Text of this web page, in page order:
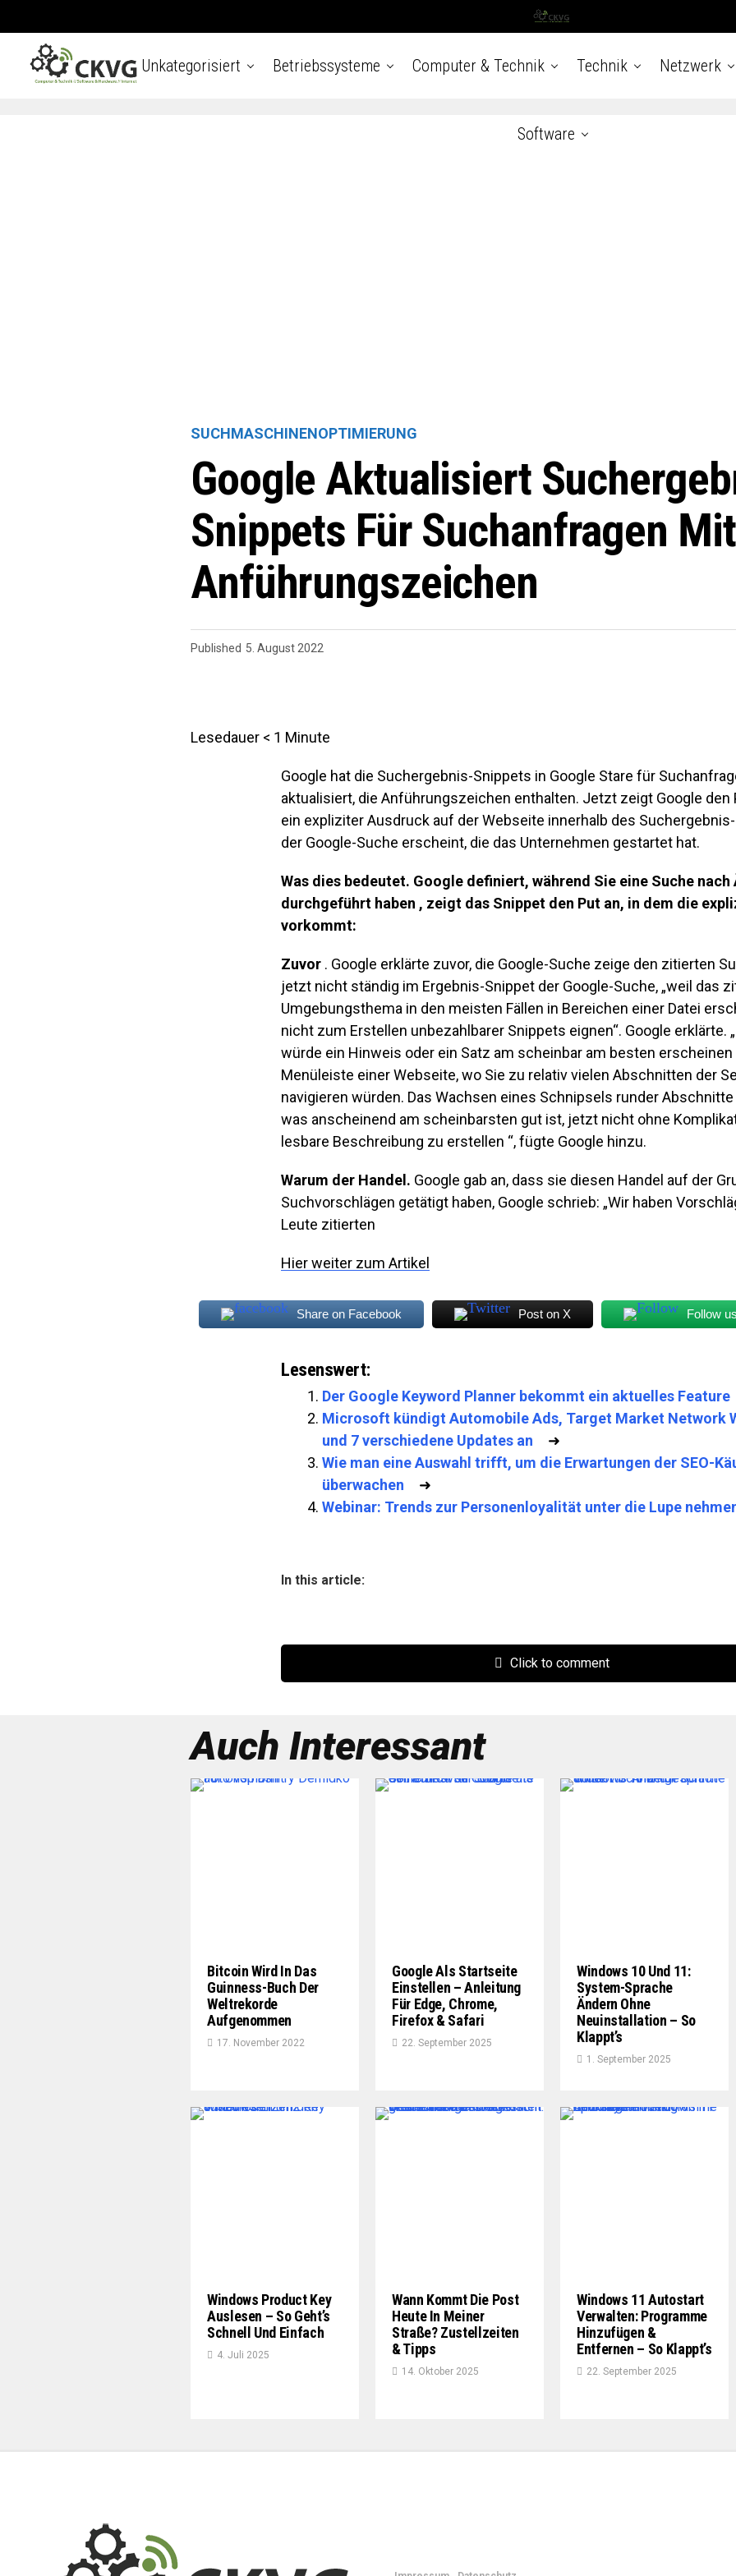
Unkategorisiert Betriebssysteme Computer & Technik Technik Netzwerk
Software
SUCHMASCHINENOPTIMIERUNG
Google Aktualisiert
Snippets Für Suchanfragen Mit
Anführungszeichen
Published 5. August 2022
Lesedauer < 1 Minute
Google hat die Suchergebnis-Snippets in Google Stare für
aktualisiert, die Anführungszeichen enthalten. Jetzt zeigt Google den
ein expliziter Ausdruck auf der Webseite innerhalb des
der Google-Suche erscheint, die das Unternehmen gestartet hat.
Was dies bedeutet. Google definiert, während Sie eine Suche
durchgeführt haben , zeigt das Snippet den Put an, in dem die
vorkommt:
Zuvor . Google erklärte zuvor, die Google-Suche zeige den zitierten
jetzt nicht ständig im Ergebnis-Snippet der Google-Suche, „weil das
Umgebungsthema in den meisten Fällen in Bereichen einer Datei
nicht zum Erstellen unbezahlbarer Snippets eignen“. Google erklärte.
würde ein Hinweis oder ein Satz am scheinbar am besten erscheinen
Menüleiste einer Webseite, wo Sie zu relativ vielen Abschnitten der
navigieren würden. Das Wachsen eines Schnipsels runder
was anscheinend am scheinbarsten gut ist, jetzt nicht ohne
lesbare Beschreibung zu erstellen “, fügte Google hinzu.
Warum der Handel. Google gab an, dass sie diesen Handel auf der
Suchvorschlägen getätigt haben, Google schrieb: „Wir haben
Leute zitierten
Hier weiter zum Artikel
Share on Facebook Post on X Follow
Lesenswert:
Der Google Keyword Planner bekommt ein aktuelles Feature
Microsoft kündigt Automobile Ads, Target Market Network
und 7 verschiedene Updates an ➜
Wie man eine Auswahl trifft, um die Erwartungen der SEO-
überwachen ➜
Webinar: Trends zur Personenloyalität unter die Lupe
In this article:
Click to comment
Auch Interessant
Bitcoin Wird In Das
Guinness-Buch Der
Weltrekorde
Aufgenommen
17. November 2022
Google Als Startseite
Einstellen – Anleitung
Für Edge, Chrome,
Firefox & Safari
22. September 2025
Windows 10 Und 11:
System-Sprache
Ändern Ohne
Neuinstallation – So
Klappt’s
1. September 2025
Windows Product Key
Auslesen – So Geht’s
Schnell Und Einfach
4. Juli 2025
Wann Kommt Die Post
Heute In Meiner
Straße? Zustellzeiten
& Tipps
14. Oktober 2025
Windows 11 Autostart
Verwalten: Programme
Hinzufügen &
Entfernen – So Klappt’s
22. September 2025